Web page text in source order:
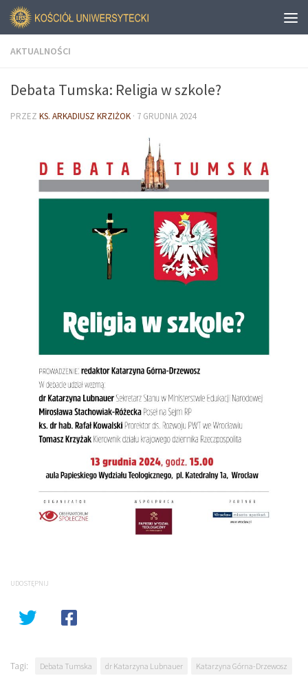
AKTUALNOŚCI
Debata Tumska: Religia w szkole?
PRZEZ KS. ARKADIUSZ KRZIŻOK · 7 GRUDNIA 2024
UDOSTĘPNIJ
Tagi: Debata Tumska dr Katarzyna Lubnauer
Katarzyna Górna-Drzewosz